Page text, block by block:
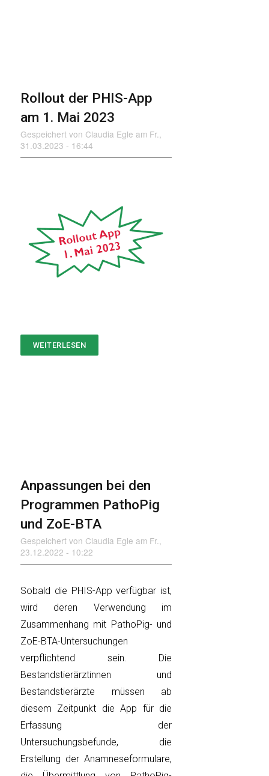
Rollout der PHIS-App
am 1. Mai 2023
Gespeichert von Claudia Egle am Fr.,
31.03.2023 - 16:44
WEITERLESEN
ROLLOUT
Anpassungen bei den
Programmen PathoPig
und ZoE-BTA
Gespeichert von Claudia Egle am Fr.,
23.12.2022 - 10:22
Sobald die PHIS-App verfügbar ist,
wird deren Verwendung im
Zusammenhang mit PathoPig- und
ZoE-BTA-Untersuchungen
verpflichtend sein. Die
Bestandstierärztinnen und
Bestandstierärzte müssen ab
diesem Zeitpunkt die App für die
Erfassung der
Untersuchungsbefunde, die
Erstellung der Anamneseformulare,